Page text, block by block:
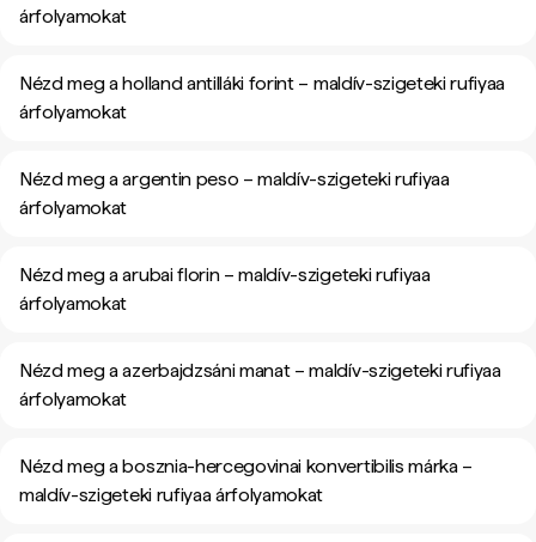
árfolyamokat
Nézd meg a holland antilláki forint – maldív-szigeteki rufiyaa
árfolyamokat
Nézd meg a argentin peso – maldív-szigeteki rufiyaa
árfolyamokat
Nézd meg a arubai florin – maldív-szigeteki rufiyaa
árfolyamokat
Nézd meg a azerbajdzsáni manat – maldív-szigeteki rufiyaa
árfolyamokat
Nézd meg a bosznia-hercegovinai konvertibilis márka –
maldív-szigeteki rufiyaa árfolyamokat